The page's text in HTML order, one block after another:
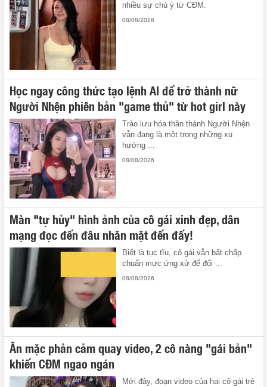
nhiều sự chú ý từ CĐM.
08/08/2026
Học ngay công thức tạo lệnh AI để trở thành nữ
Người Nhện phiên bản "game thủ" từ hot girl này
Trào lưu hóa thân thành Người Nhện
vẫn đang là một trong những xu
hướng ...
08/08/2026
Màn "tự hủy" hình ảnh của cô gái xinh đẹp, dân
mạng đọc đến đâu nhăn mặt đến đấy!
Biết là tục tĩu, cô gái vẫn bất chấp
chuẩn mực ứng xử để đổi ...
08/08/2026
Ăn mặc phản cảm quay video, 2 cô nàng "gái bản"
khiến CĐM ngao ngán
Mới đây, đoạn video của hai cô gái trẻ